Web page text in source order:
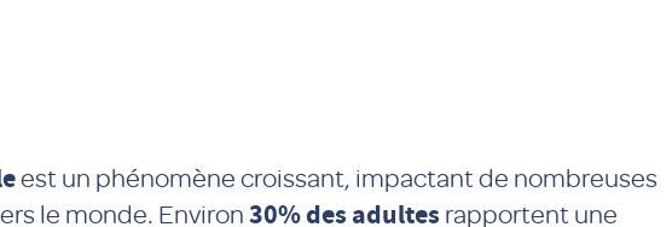
est un phénomène croissant, impactant de nombreuses
le monde. Environ30% des adultes rapportent une